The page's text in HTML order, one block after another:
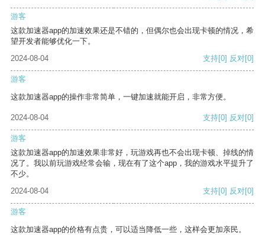
游客
这款加速器app的加速效果还是不错的，但偶尔也会出现卡顿的情况，希
望开发者能够优化一下。
2024-08-04
支持[0] 反对[0]
游客
这款加速器app的操作非常简单，一键加速就能开启，非常方便。
2024-08-04 支持[0] 反对[0]
游客
这款加速器app的加速效果非常好，玩游戏再也不会出现卡顿、掉线的情
况了。我以前玩游戏经常会输，现在有了这个app，我的游戏水平提升了
不少。
2024-08-04
支持[0] 反对[0]
游客
这款加速器app的价格有点贵，可以适当降低一些，这样会更加亲民。